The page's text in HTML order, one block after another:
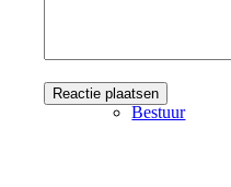
Bestuur